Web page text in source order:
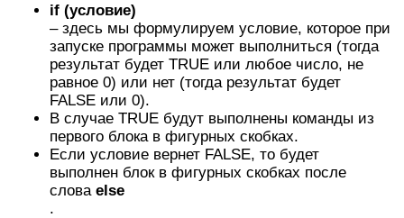
if (условие)
– здесь мы формулируем условие, которое при
запуске программы может выполниться (тогда
результат будет TRUE или любое число, не
равное 0) или нет (тогда результат будет
FALSE или 0).
В случае TRUE будут выполнены команды из
первого блока в фигурных скобках.
Если условие вернет FALSE, то будет
выполнен блок в фигурных скобках после
слова else
.